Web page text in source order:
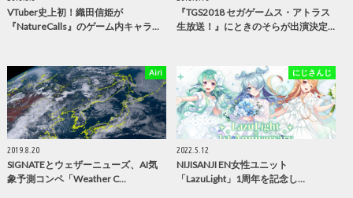
VTuber史上初！織田信姫が
『NatureCalls』のゲーム内キャラ…
『TGS2018 セガゲームス・アトラス
生放送！』にときのそらが出演決定…
Airi
2019.8.20
SIGNATEとウェザーニューズ、AI気
象予測コンペ「Weather C…
にじさんじ
2022.5.12
NIJISANJI EN女性ユニット
「LazuLight」1周年を記念し…